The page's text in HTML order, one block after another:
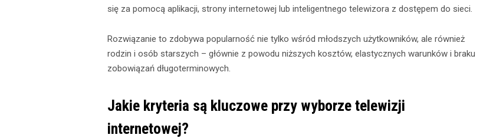
się za pomocą aplikacji, strony internetowej lub inteligentnego telewizora z dostępem do sieci.
Rozwiązanie to zdobywa popularność nie tylko wśród młodszych użytkowników, ale również
rodzin i osób starszych – głównie z powodu niższych kosztów, elastycznych warunków i braku
zobowiązań długoterminowych.
Jakie kryteria są kluczowe przy wyborze telewizji
internetowej?